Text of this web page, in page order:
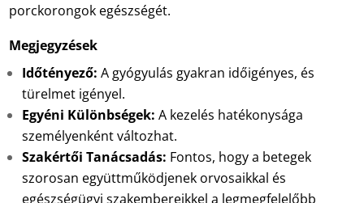
porckorongok egészségét.
Megjegyzések
Időtényező: A gyógyulás gyakran időigényes, és
türelmet igényel.
Egyéni Különbségek: A kezelés hatékonysága
személyenként változhat.
Szakértői Tanácsadás: Fontos, hogy a betegek
szorosan együttműködjenek orvosaikkal és
egészségügyi szakembereikkel a legmegfelelőbb